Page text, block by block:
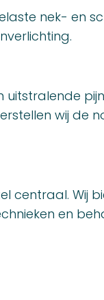
nek- en
uitstralende
wij de
centraal. Wij
en